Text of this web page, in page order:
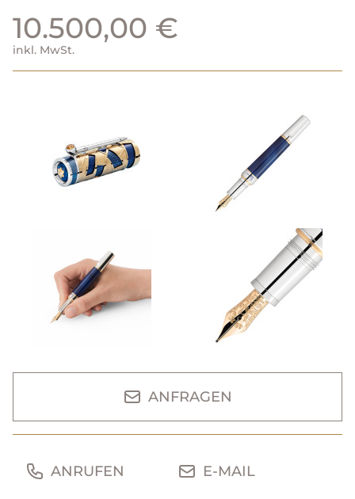
10.500,00 €
inkl. MwSt.
ANFRAGEN
ANRUFEN E-MAIL